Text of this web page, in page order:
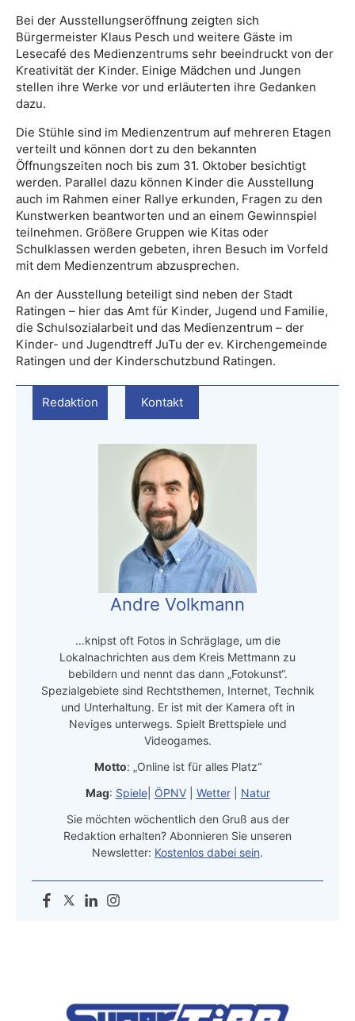
Bei der Ausstellungseröffnung zeigten sich
Bürgermeister Klaus Pesch und weitere Gäste im
Lesecafé des Medienzentrums sehr beeindruckt von der
Kreativität der Kinder. Einige Mädchen und Jungen
stellen ihre Werke vor und erläuterten ihre Gedanken
dazu.
Die Stühle sind im Medienzentrum auf mehreren Etagen
verteilt und können dort zu den bekannten
Öffnungszeiten noch bis zum 31. Oktober besichtigt
werden. Parallel dazu können Kinder die Ausstellung
auch im Rahmen einer Rallye erkunden, Fragen zu den
Kunstwerken beantworten und an einem Gewinnspiel
teilnehmen. Größere Gruppen wie Kitas oder
Schulklassen werden gebeten, ihren Besuch im Vorfeld
mit dem Medienzentrum abzusprechen.
An der Ausstellung beteiligt sind neben der Stadt
Ratingen – hier das Amt für Kinder, Jugend und Familie,
die Schulsozialarbeit und das Medienzentrum – der
Kinder- und Jugendtreff JuTu der ev. Kirchengemeinde
Ratingen und der Kinderschutzbund Ratingen.
Redaktion Kontakt
Andre Volkmann
…knipst oft Fotos in Schräglage, um die
Lokalnachrichten aus dem Kreis Mettmann zu
bebildern und nennt das dann „Fotokunst“.
Spezialgebiete sind Rechtsthemen, Internet, Technik
und Unterhaltung. Er ist mit der Kamera oft in
Neviges unterwegs. Spielt Brettspiele und
Videogames.
Motto: „Online ist für alles Platz“
Mag: Spiele| ÖPNV| Wetter| Natur
Sie möchten wöchentlich den Gruß aus der
Redaktion erhalten? Abonnieren Sie unseren
Newsletter: Kostenlos dabei sein.